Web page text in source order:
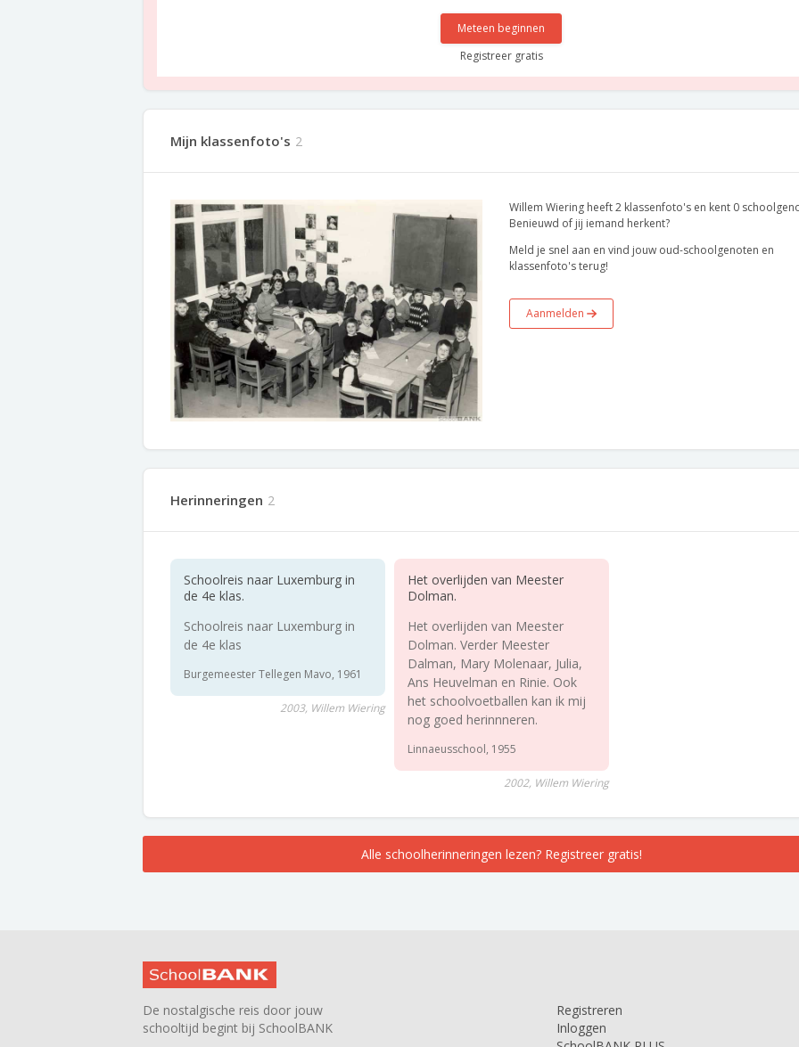
Meteen beginnen
Registreer gratis
Mijn klassenfoto's 2
Willem Wiering heeft 2 klassenfoto's en kent 0
Benieuwd of jij iemand herkent?
Meld je snel aan en vind jouw oud-schoolgenoten en
klassenfoto's terug!
Aanmelden
Herinneringen 2
Schoolreis naar Luxemburg in
de 4e klas.
Schoolreis naar Luxemburg in
de 4e klas
Burgemeester Tellegen Mavo, 1961
2003, Willem Wiering
Het overlijden van Meester
Dolman.
Het overlijden van Meester
Dolman. Verder Meester
Dalman, Mary Molenaar, Julia,
Ans Heuvelman en Rinie. Ook
het schoolvoetballen kan ik mij
nog goed herinnneren.
Linnaeusschool, 1955
2002, Willem Wiering
Alle schoolherinneringen lezen? Registreer gratis!
De nostalgische reis door jouw
schooltijd begint bij SchoolBANK
Registreren
Inloggen